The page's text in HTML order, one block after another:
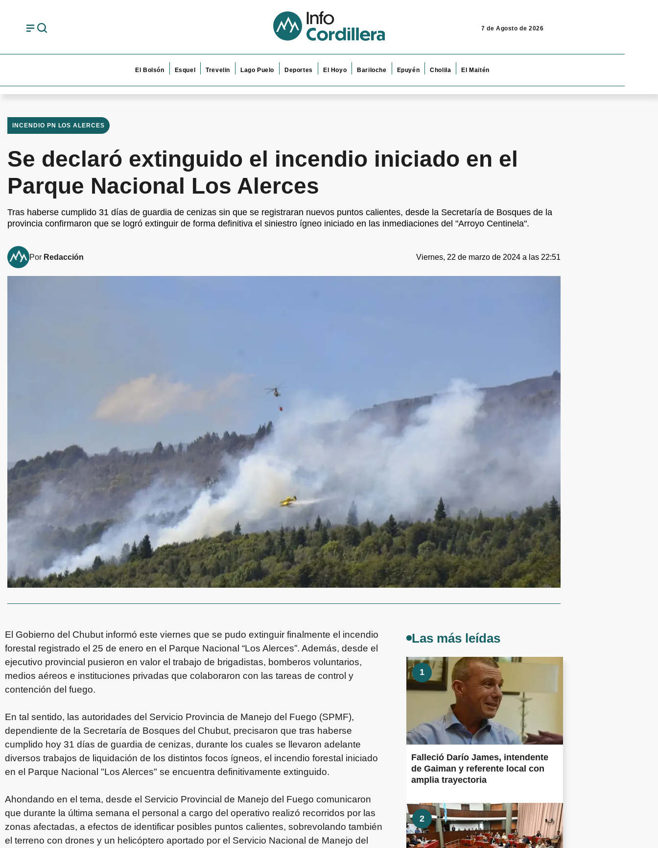
7 de Agosto de 2026
El Bolsón Esquel Trevelin Lago Puelo Deportes El Hoyo Bariloche Epuyén Cholila El Maitén
INCENDIO PN LOS ALERCES
Se declaró extinguido el incendio iniciado en el
Parque Nacional Los Alerces
Tras haberse cumplido 31 días de guardia de cenizas sin que se registraran nuevos puntos calientes, desde la Secretaría de Bosques de la
provincia confirmaron que se logró extinguir de forma definitiva el siniestro ígneo iniciado en las inmediaciones del "Arroyo Centinela".
Por Redacción Viernes, 22 de marzo de 2024 a las 22:51
El Gobierno del Chubut informó este viernes que se pudo extinguir finalmente el incendio
forestal registrado el 25 de enero en el Parque Nacional “Los Alerces”. Además, desde el
ejecutivo provincial pusieron en valor el trabajo de brigadistas, bomberos voluntarios,
medios aéreos e instituciones privadas que colaboraron con las tareas de control y
contención del fuego.
En tal sentido, las autoridades del Servicio Provincia de Manejo del Fuego (SPMF),
dependiente de la Secretaría de Bosques del Chubut, precisaron que tras haberse
cumplido hoy 31 días de guardia de cenizas, durante los cuales se llevaron adelante
diversos trabajos de liquidación de los distintos focos ígneos, el incendio forestal iniciado
en el Parque Nacional "Los Alerces" se encuentra definitivamente extinguido.
Ahondando en el tema, desde el Servicio Provincial de Manejo del Fuego comunicaron
que durante la última semana el personal a cargo del operativo realizó recorridos por las
zonas afectadas, a efectos de identificar posibles puntos calientes, sobrevolando también
el terreno con drones y un helicóptero aportado por el Servicio Nacional de Manejo del
Las más leídas
1
Falleció Darío James, intendente
de Gaiman y referente local con
amplia trayectoria
2